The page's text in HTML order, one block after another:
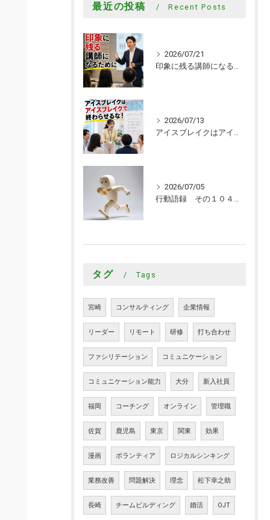
最近の投稿 Recent Posts
2026/07/21
印象に残る講師になるために
2026/07/13
アイスブレイクはアイスブレイクで終わらせるな！
2026/07/05
行動語録 その１０４０ 行動あるのみ！
タグ Tags
宮崎 コンサルティング 企業情報
リーダー リモート 研修 打ち合わせ
ファシリテーション コミュニケーション
コミュニケーション能力 大分 新入社員
福岡 コーチング オンライン 管理職
佐賀 鹿児島 東京 関東 効果
漫画 ボランティア ロジカルシンキング
業務改善 問題解決 理念 松下幸之助
長崎 チームビルディング 婚活 OJT